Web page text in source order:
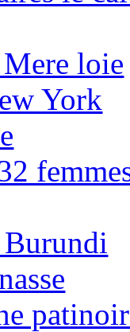
loie
York